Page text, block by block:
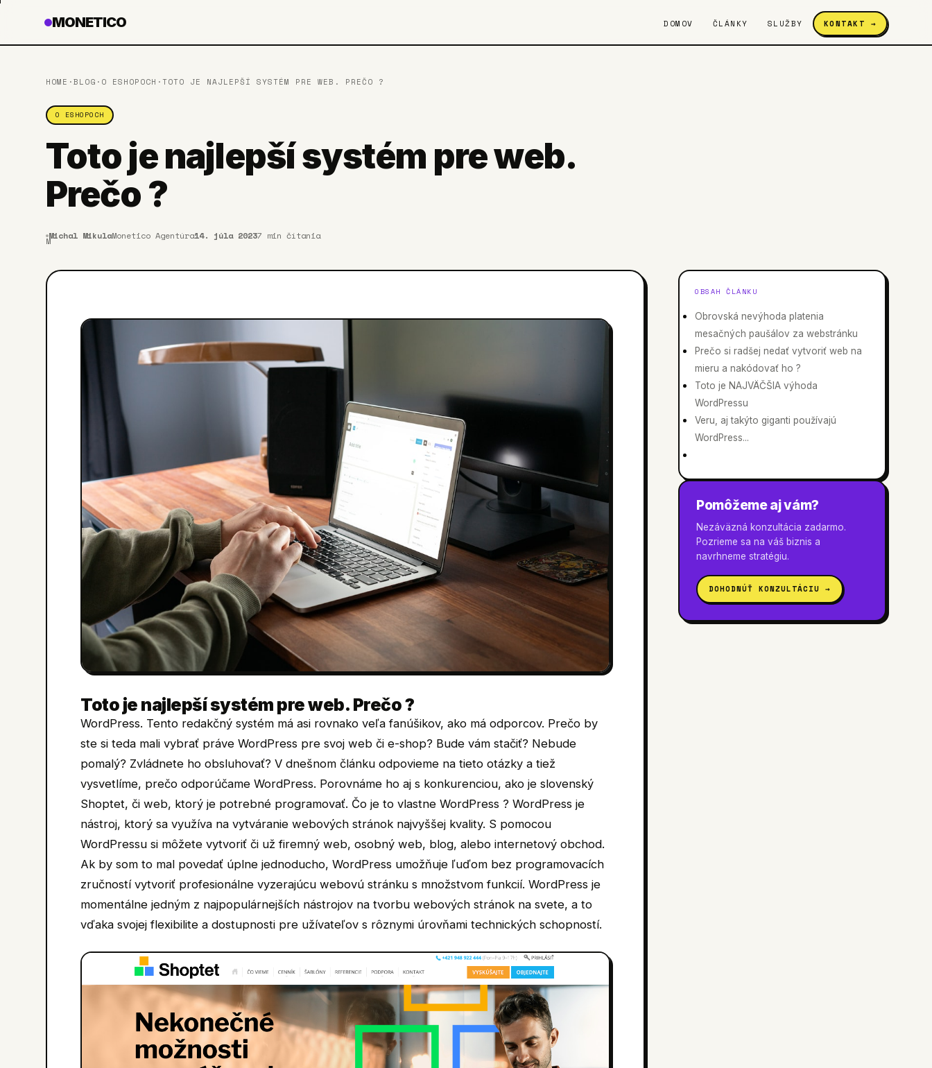
MONETICO DOMOV ČLÁNKY SLUŽBY KONTAKT →
HOME ·BLOG · O ESHOPOCH ·TOTO JE NAJLEPŠÍ SYSTÉM PRE WEB. PREČO ?
O ESHOPOCH
Toto je najlepší systém pre web.
Prečo ?
MMichal MikulaMonetico Agentúra14. júla 20237 min čítania
Toto je najlepší systém pre web. Prečo ?
WordPress. Tento redakčný systém má asi rovnako veľa fanúšikov, ako má odporcov. Prečo by
ste si teda mali vybrať práve WordPress pre svoj web či e-shop? Bude vám stačiť? Nebude
pomalý? Zvládnete ho obsluhovať? V dnešnom článku odpovieme na tieto otázky a tiež
vysvetlíme, prečo odporúčame WordPress. Porovnáme ho aj s konkurenciou, ako je slovenský
Shoptet, či web, ktorý je potrebné programovať. Čo je to vlastne WordPress ? WordPress je
nástroj, ktorý sa využíva na vytváranie webových stránok najvyššej kvality. S pomocou
WordPressu si môžete vytvoriť či už firemný web, osobný web, blog, alebo internetový obchod.
Ak by som to mal povedať úplne jednoducho, WordPress umožňuje ľuďom bez programovacích
zručností vytvoriť profesionálne vyzerajúcu webovú stránku s množstvom funkcií. WordPress je
momentálne jedným z najpopulárnejších nástrojov na tvorbu webových stránok na svete, a to
vďaka svojej flexibilite a dostupnosti pre užívateľov s rôznymi úrovňami technických schopností.
OBSAH ČLÁNKU
Obrovská nevýhoda platenia
mesačných paušálov za webstránku
Prečo si radšej nedať vytvoriť web na
mieru a nakódovať ho ?
Toto je NAJVÄČŠIA výhoda
WordPressu
Veru, aj takýto giganti používajú
WordPress...
Pomôžeme aj vám?
Nezáväzná konzultácia zadarmo.
Pozrieme sa na váš biznis a
navrhneme stratégiu.
DOHODNÚŤ KONZULTÁCIU →